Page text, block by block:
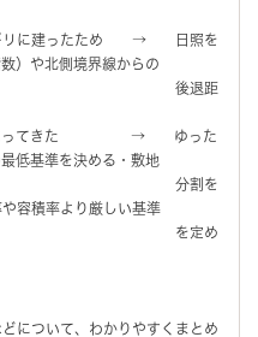
ギリに建ったため → 日照を
）や北側境界線からの
った 後退距
て詰まってきた → ゆった
低基準を決める・敷地
を
容積率より厳しい基準
め
について、わかりやすくまとめ